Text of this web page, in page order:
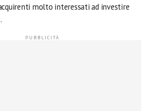
molto interessati ad investire